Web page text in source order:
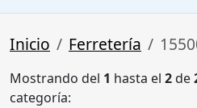
Inicio Ferretería
Mostrando del 1 hasta el 2de
categoría: